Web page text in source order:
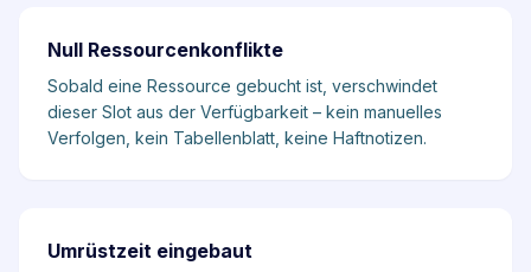
Null Ressourcenkonflikte
Sobald eine Ressource gebucht ist, verschwindet
dieser Slot aus der Verfügbarkeit – kein manuelles
Verfolgen, kein Tabellenblatt, keine Haftnotizen.
Umrüstzeit eingebaut